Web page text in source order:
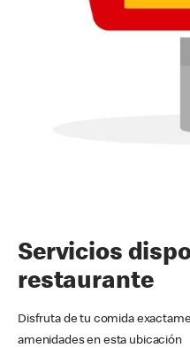
Servicios
restaurante
Disfruta de tu comida
amenidades en esta ubicación